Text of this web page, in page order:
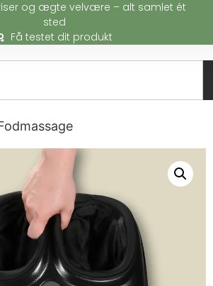
og ægte velvære – alt samlet ét
sted
Få testet dit produkt